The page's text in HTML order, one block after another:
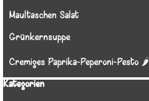
Maultaschen Salat
Grünkernsuppe
Cremiges Paprika-Peperoni-Pesto 🌶️
Block überspringen Kategorien
Kategorien